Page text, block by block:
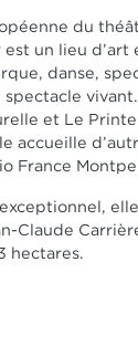
du
est un lieu
danse,
spectacle
et Le
accueille
France
Claude
hectares.